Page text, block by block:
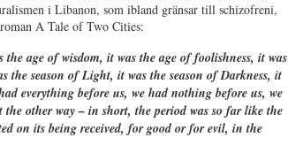
i Libanon, som ibland gränsar till schizofreni,
A Tale of Two Cities:
age of wisdom, it was the age of foolishness, it was
season of Light, it was the season of Darkness, it
everything before us, we had nothing before us, we
other way – in short, the period was so far like the
on its being received, for good or for evil, in the